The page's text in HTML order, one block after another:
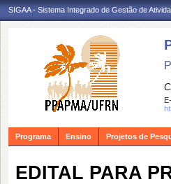
SIGAA - Sistema Integrado de Gestão de
Programa Ensino Projetos de
EDITAL PARA